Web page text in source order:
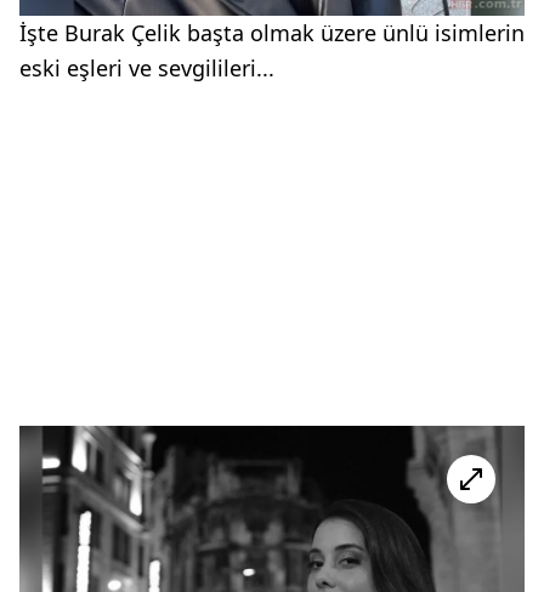
İşte Burak Çelik başta olmak üzere ünlü isimlerin
eski eşleri ve sevgilileri...